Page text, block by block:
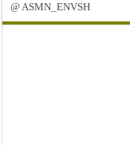
@ ASMN_ENVSH